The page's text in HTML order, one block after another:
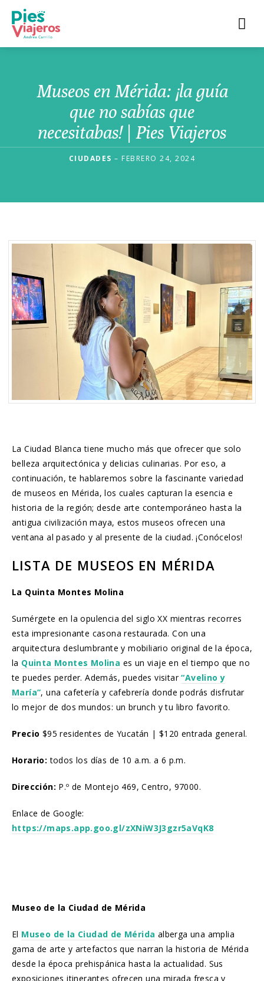
Museos en Mérida: ¡la guía
que no sabías que
necesitabas! | Pies Viajeros
CIUDADES – FEBRERO 24, 2024
La Ciudad Blanca tiene mucho más que ofrecer que solo
belleza arquitectónica y delicias culinarias. Por eso, a
continuación, te hablaremos sobre la fascinante variedad
de museos en Mérida, los cuales capturan la esencia e
historia de la región; desde arte contemporáneo hasta la
antigua civilización maya, estos museos ofrecen una
ventana al pasado y al presente de la ciudad. ¡Conócelos!
LISTA DE MUSEOS EN MÉRIDA
La Quinta Montes Molina
Sumérgete en la opulencia del siglo XX mientras recorres
esta impresionante casona restaurada. Con una
arquitectura deslumbrante y mobiliario original de la época,
la Quinta Montes Molina es un viaje en el tiempo que no
te puedes perder. Además, puedes visitar“Avelino y
María”, una cafetería y cafebrería donde podrás disfrutar
lo mejor de dos mundos: un brunch y tu libro favorito.
Precio $95 residentes de Yucatán | $120 entrada general.
Horario: todos los días de 10 a.m. a 6 p.m.
Dirección: P.º de Montejo 469, Centro, 97000.
Enlace de Google:
https://maps.app.goo.gl/zXNiW3J3gzr5aVqK8
Museo de la Ciudad de Mérida
El Museo de la Ciudad de Mérida alberga una amplia
gama de arte y artefactos que narran la historia de Mérida
desde la época prehispánica hasta la actualidad. Sus
exposiciones itinerantes ofrecen una mirada fresca y